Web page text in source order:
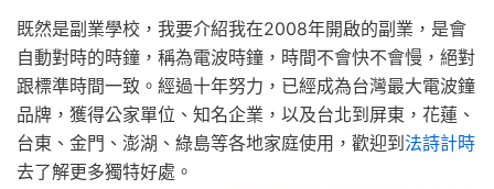
既然是副業學校，我要介紹我在2008年開啟的副業，是會
自動對時的時鐘，稱為電波時鐘，時間不會快不會慢，絕對
跟標準時間一致。經過十年努力，已經成為台灣最大電波鐘
品牌，獲得公家單位、知名企業，以及台北到屏東，花蓮、
台東、金門、澎湖、綠島等各地家庭使用，歡迎到法詩計時
去了解更多獨特好處。